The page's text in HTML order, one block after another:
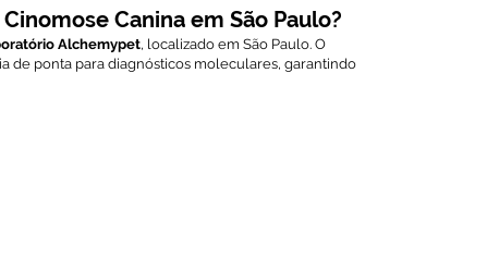
Canina em São Paulo?
Alchemypet, localizado em São Paulo. O
de ponta para diagnósticos moleculares, garantindo